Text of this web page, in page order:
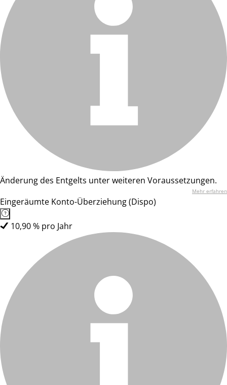
Änderung des Entgelts unter weiteren Voraussetzungen.
Mehr erfahren
Eingeräumte Konto-Überziehung (Dispo)
10,90 % pro Jahr